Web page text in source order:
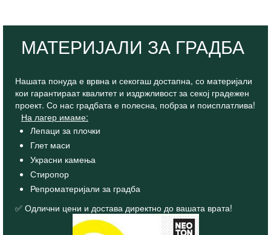
МАТЕРИЈАЛИ ЗА ГРАДБА
Нашата понуда е врвна и секогаш достапна, со материјали
кои гарантираат квалитет и издржливост за секој градежен
проект. Со нас градбата е полесна, побрза и поисплатлива!
На лагер имаме:
Лепаци за плочки
Глет маси
Украсни камења
Стиропор
Репроматеријали за градба
✅ Одлични цени и достава директно до вашата врата!